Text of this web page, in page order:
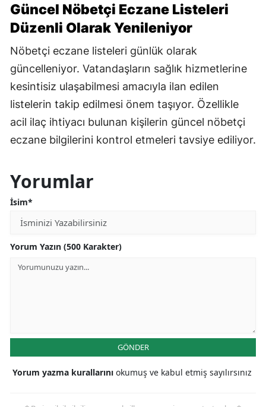
Güncel Nöbetçi Eczane Listeleri
Düzenli Olarak Yenileniyor
Nöbetçi eczane listeleri günlük olarak
güncelleniyor. Vatandaşların sağlık hizmetlerine
kesintisiz ulaşabilmesi amacıyla ilan edilen
listelerin takip edilmesi önem taşıyor. Özellikle
acil ilaç ihtiyacı bulunan kişilerin güncel nöbetçi
eczane bilgilerini kontrol etmeleri tavsiye ediliyor.
Yorumlar
İsim*
Yorum Yazın (500 Karakter)
GÖNDER
Yorum yazma kurallarını okumuş ve kabul etmiş sayılırsınız